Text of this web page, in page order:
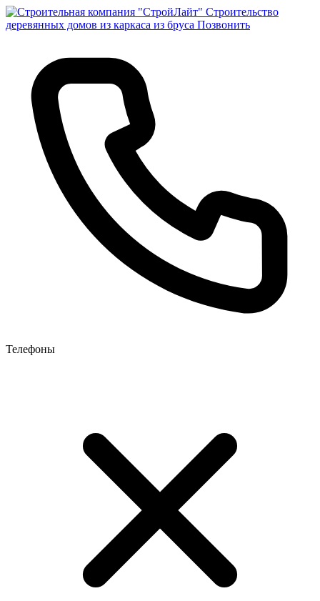
Строительство
деревянных домов из каркаса из бруса Позвонить
Телефоны